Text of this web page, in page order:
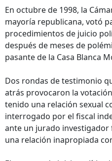
En octubre de 1998, la
mayoría republicana, votó
procedimientos de juicio
después de meses de
pasante de la Casa Blanca
Dos rondas de testimonio
atrás provocaron la
tenido una relación sexual
interrogado por el fiscal
ante un jurado
una relación inapropiada